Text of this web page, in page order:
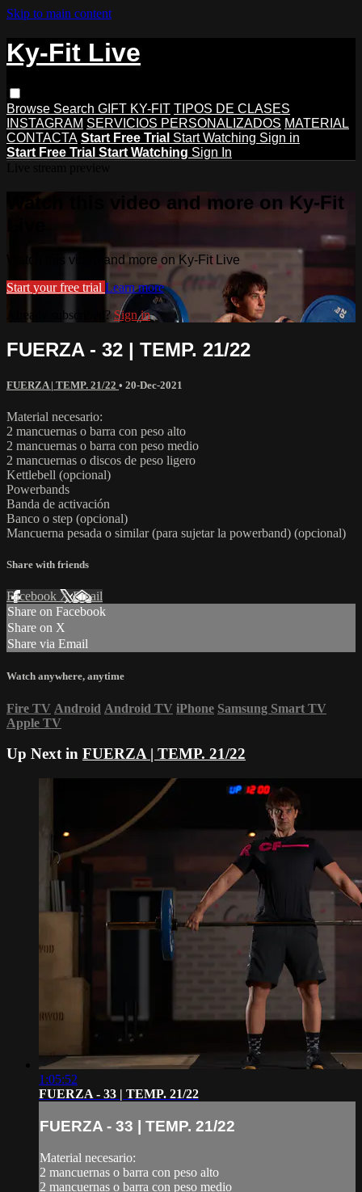
Skip to main content
Ky-Fit Live
Browse Search GIFT KY-FIT TIPOS DE CLASES
INSTAGRAM SERVICIOS PERSONALIZADOS MATERIAL
CONTACTA Start Free Trial Start Watching Sign in
Start Free Trial Start Watching Sign In
Watch this video and more on Ky-Fit
Watch this video and more on Ky-Fit Live
Start your free trial Learn more
Already subscribed? Sign in
FUERZA - 32 | TEMP. 21/22
FUERZA | TEMP. 21/22 • 20-Dec-2021
Material necesario:
2 mancuernas o barra con peso alto
2 mancuernas o barra con peso medio
2 mancuernas o discos de peso ligero
Kettlebell (opcional)
Powerbands
Banda de activación
Banco o step (opcional)
Mancuerna pesada o similar (para sujetar la powerband) (opcional)
Share with friends
Facebook XEmail
Share on Facebook
Share on X
Share via Email
Watch anywhere, anytime
Fire TV Android Android TV iPhone Samsung Smart TV
Apple TV
Up Next in FUERZA | TEMP. 21/22
1:05:52
FUERZA - 33 | TEMP. 21/22
FUERZA - 33 | TEMP. 21/22
Material necesario:
2 mancuernas o barra con peso alto
2 mancuernas o barra con peso medio